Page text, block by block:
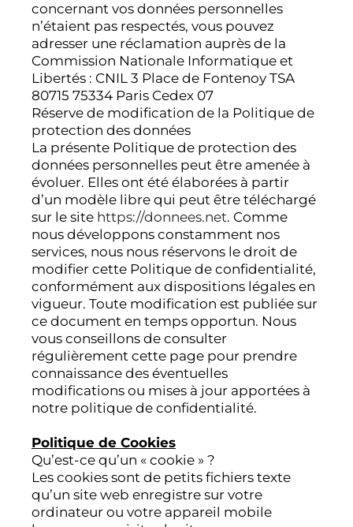
concernant vos données personnelles
n’étaient pas respectés, vous pouvez
adresser une réclamation auprès de la
Commission Nationale Informatique et
Libertés : CNIL 3 Place de Fontenoy TSA
80715 75334 Paris Cedex 07
Réserve de modification de la Politique de
protection des données
La présente Politique de protection des
données personnelles peut être amenée à
évoluer. Elles ont été élaborées à partir
d’un modèle libre qui peut être téléchargé
sur le site https://donnees.net. Comme
nous développons constamment nos
services, nous nous réservons le droit de
modifier cette Politique de confidentialité,
conformément aux dispositions légales en
vigueur. Toute modification est publiée sur
ce document en temps opportun. Nous
vous conseillons de consulter
régulièrement cette page pour prendre
connaissance des éventuelles
modifications ou mises à jour apportées à
notre politique de confidentialité.
Politique de Cookies
Qu’est-ce qu’un « cookie » ?
Les cookies sont de petits fichiers texte
qu’un site web enregistre sur votre
ordinateur ou votre appareil mobile